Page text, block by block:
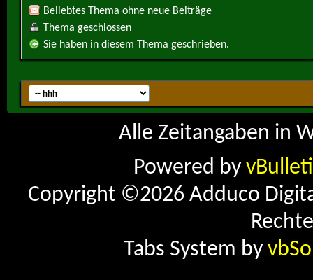
Beliebtes Thema ohne neue Beiträge
Thema geschlossen
Sie haben in diesem Thema geschrieben.
Alle Zeitangaben in
Powered by
Copyright ©2026 Adduco
Tabs System by